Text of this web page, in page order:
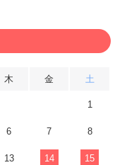
木 金 土
1
6 7 8
13 14 15